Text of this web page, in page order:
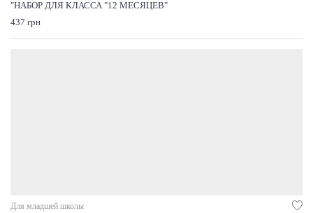
"НАБОР ДЛЯ КЛАССА "12 МЕСЯЦЕВ"
437 грн
Для младшей школы